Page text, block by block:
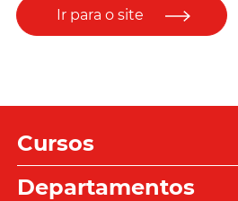
Ir para o site
Cursos
Departamentos